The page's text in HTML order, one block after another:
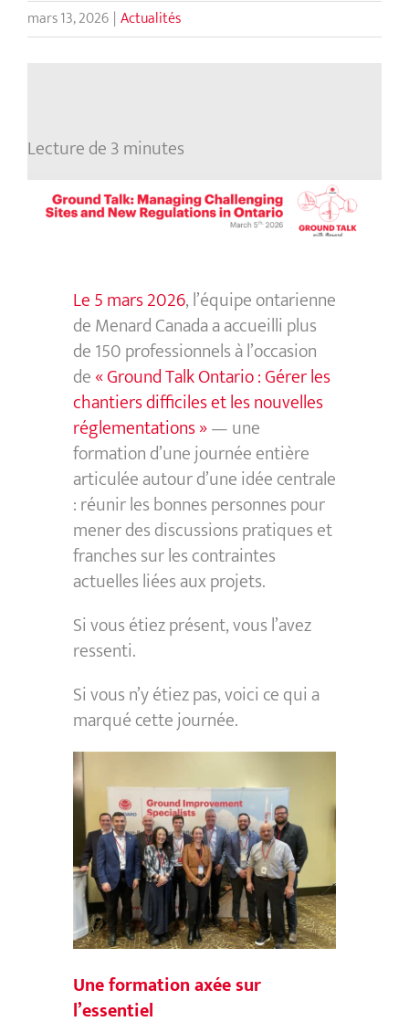
mars 13, 2026 | Actualités
Lecture de 3 minutes
Le 5 mars 2026, l’équipe ontarienne
de Menard Canada a accueilli plus
de 150 professionnels à l’occasion
de« Ground Talk Ontario : Gérer les
chantiers difficiles et les nouvelles
réglementations »— une
formation d’une journée entière
articulée autour d’une idée centrale
: réunir les bonnes personnes pour
mener des discussions pratiques et
franches sur les contraintes
actuelles liées aux projets.
Si vous étiez présent, vous l’avez
ressenti.
Si vous n’y étiez pas, voici ce qui a
marqué cette journée.
Une formation axée sur
l’essentiel